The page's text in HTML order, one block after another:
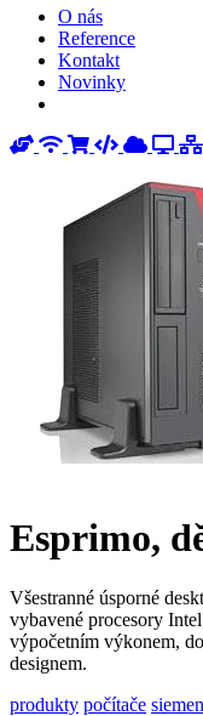
O nás
Reference
Kontakt
Novinky
Esprimo,
Všestranné úsporné
vybavené procesory
výpočetním výkonem,
designem.
produkty počítače